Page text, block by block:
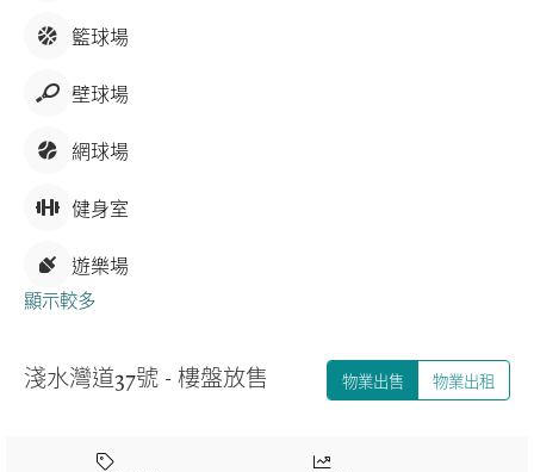
籃球場
壁球場
網球場
健身室
遊樂場
顯示較多
淺水灣道37號 - 樓盤放售 物業出售 物業出租